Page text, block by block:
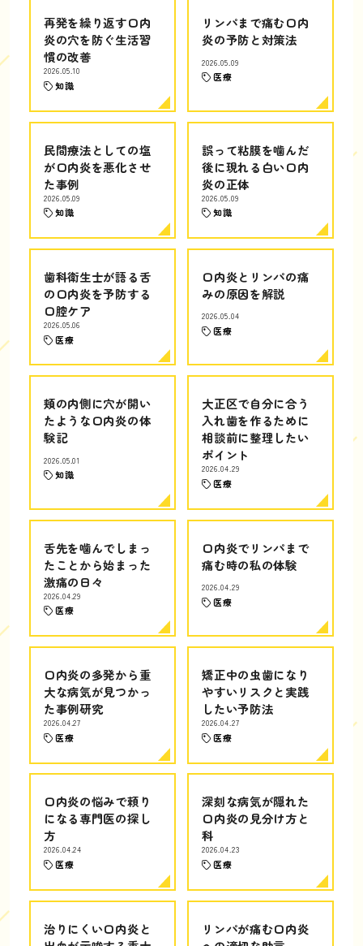
再発を繰り返す口内
炎の穴を防ぐ生活習
慣の改善
2026.05.10
知識
リンパまで痛む口内
炎の予防と対策法
2026.05.09
医療
民間療法としての塩
が口内炎を悪化させ
た事例
2026.05.09
知識
誤って粘膜を噛んだ
後に現れる白い口内
炎の正体
2026.05.09
知識
歯科衛生士が語る舌
の口内炎を予防する
口腔ケア
2026.05.06
医療
口内炎とリンパの痛
みの原因を解説
2026.05.04
医療
頬の内側に穴が開い
たような口内炎の体
験記
2026.05.01
知識
大正区で自分に合う
入れ歯を作るために
相談前に整理したい
ポイント
2026.04.29
医療
舌先を噛んでしまっ
たことから始まった
激痛の日々
2026.04.29
医療
口内炎でリンパまで
痛む時の私の体験
2026.04.29
医療
口内炎の多発から重
大な病気が見つかっ
た事例研究
2026.04.27
医療
矯正中の虫歯になり
やすいリスクと実践
したい予防法
2026.04.27
医療
口内炎の悩みで頼り
になる専門医の探し
方
2026.04.24
医療
深刻な病気が隠れた
口内炎の見分け方と
科
2026.04.23
医療
治りにくい口内炎と
リンパが痛む口内炎